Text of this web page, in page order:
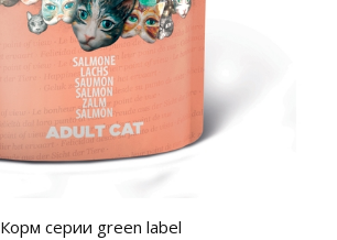
Корм серии green label